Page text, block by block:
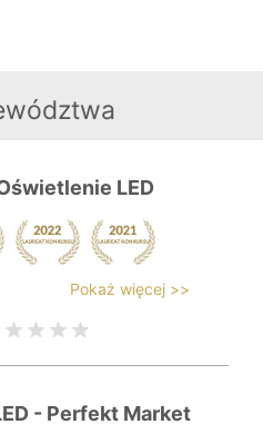
LED
Pokaż więcej >>
- Perfekt Market